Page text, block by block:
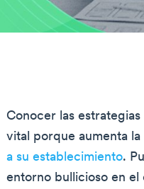
Conocer las
vital porque aumenta
a su establecimiento.
entorno bullicioso en